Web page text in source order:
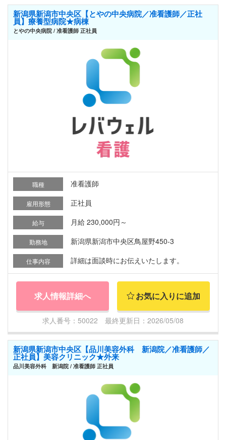
新潟県新潟市中央区【とやの中央病院／准看護師／正社
員】療養型病院★病棟
とやの中央病院 / 准看護師 正社員
職種 准看護師
雇用形態 正社員
給与 月給 230,000円～
勤務地 新潟県新潟市中央区鳥屋野450-3
仕事内容 詳細は面談時にお伝えいたします。
求人情報詳細へ お気に入りに追加
求人番号：50022 最終更新日：2026/05/08
新潟県新潟市中央区【品川美容外科 新潟院／准看護師／
正社員】美容クリニック★外来
品川美容外科 新潟院 / 准看護師 正社員